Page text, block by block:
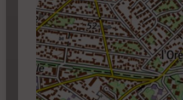
qui apparait au survol du
Carroyage UTM
(1km à
zoom 14)